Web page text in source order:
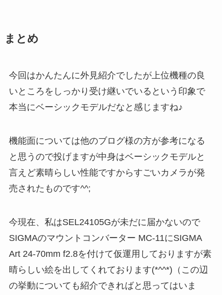
まとめ
今回はかんたんに外見紹介でしたが上位機種の良
いところをしっかり受け継いでいるという印象で
本当にベーシックモデルだなと感じますね♪
機能面については他のブログ様の方が参考になる
と思うので投げますが中身はベーシックモデルと
言えど素晴らしい性能ですからすごいカメラが発
売されたものです^^;
今現在、私はSEL24105Gが未だに届かないので
SIGMAのマウントコンバーター MC-11にSIGMA
Art 24-70mm f2.8を付けて仮運用しておりますが素
晴らしい絵を出してくれております(*^^*)（この辺
の挙動についても紹介できればと思ってはいま